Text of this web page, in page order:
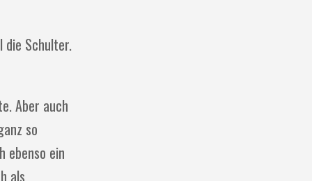
die Schulter.
Aber auch
so
ebenso ein
als